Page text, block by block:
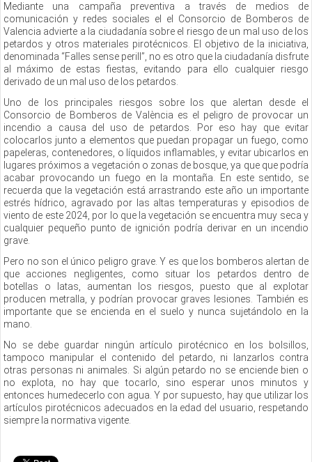
Mediante una campaña preventiva a través de medios de
comunicación y redes sociales el el Consorcio de Bomberos de
Valencia advierte a la ciudadanía sobre el riesgo de un mal uso de los
petardos y otros materiales pirotécnicos. El objetivo de la iniciativa,
denominada “Falles sense perill”, no es otro que la ciudadanía disfrute
al máximo de estas fiestas, evitando para ello cualquier riesgo
derivado de un mal uso de los petardos.
Uno de los principales riesgos sobre los que alertan desde el
Consorcio de Bomberos de Val ència es el peligro de provocar un
incendio a causa del uso de petardos. Por eso hay que evitar
colocarlos junto a elementos que puedan propagar un fuego, como
papeleras, contenedores, o líquidos inflamables, y evitar ubicarlos en
lugares próximos a vegetación o zonas de bosque, ya que que podría
acabar provocando un fuego en la montaña.
En este sentido, se
recuerda que la vegetación está arrastrando este año un importante
estrés hídrico, agravado por las altas temperaturas y episodios de
viento de este 2024, por lo que la vegetación se encuentra muy seca y
cualquier pequeño punto de ignición podría derivar en un incendio
grave.
Pero no son el único peligro grave. Y es que los bomberos alertan de
que acciones negligentes, como situar los petardos dentro de
botellas o latas, aumentan los riesgos, puesto que al explotar
producen metralla, y podrían provocar graves lesiones. También es
importante que se encienda en el suelo y nunca sujetándolo en la
mano.
No se debe guardar ningún artículo pirotécnico en los bolsillos,
tampoco manipular el contenido del petardo, ni lanzarlos contra
otras personas ni animales. Si algún petardo no se enciende bien o
no explota, no hay que tocarlo, sino esperar unos minutos y
entonces humedecerlo con agua. Y por supuesto, hay que utilizar los
artículos pirotécnicos adecuados en la edad del usuario, respetando
siempre la normativa vigente.